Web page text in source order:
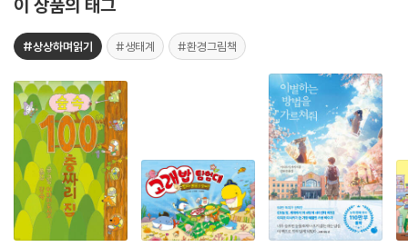
이 상품의 태그
#상상하며읽기 #생태계 #환경그림책